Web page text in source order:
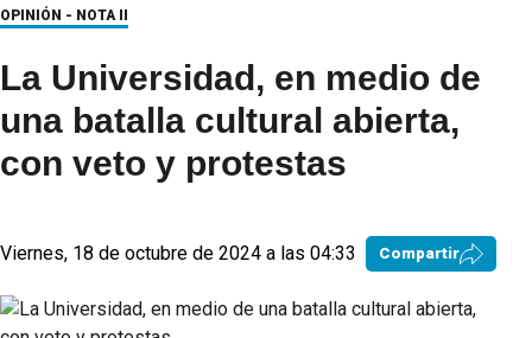
OPINIÓN - NOTA II
La Universidad, en medio de
una batalla cultural abierta,
con veto y protestas
Viernes, 18 de octubre de 2024 a las 04:33 Compartir